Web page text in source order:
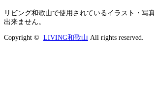
リビング和歌山で使用されているイラスト・写
出来ません。
Copyright © LIVING和歌山 All rights reserved.